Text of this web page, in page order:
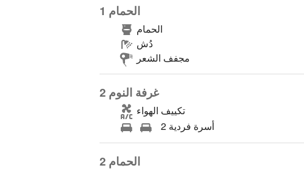
الحمام 1
الحمام
دُش
مجفف الشعر
غرفة النوم 2
تكييف الهواء
2 أسرة فردية
الحمام 2